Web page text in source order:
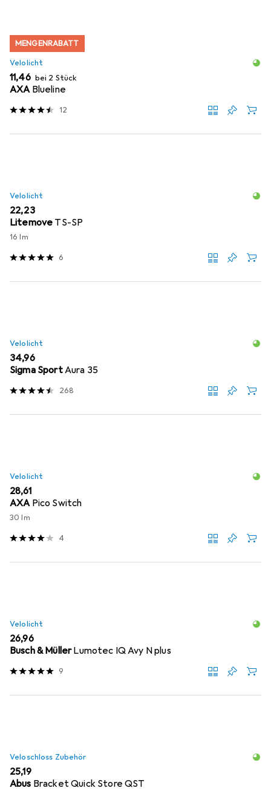
MENGENRABATT
Velolicht
EUR
11,46 bei 2 Stück
AXA Blueline
12
Velolicht
EUR
22,23
Litemove TS-SP
16 lm
6
Velolicht
EUR
34,96
Sigma SportAura 35
268
Velolicht
EUR
28,61
AXA Pico Switch
30 lm
4
Velolicht
EUR
26,96
Busch & MüllerLumotec IQ Avy N plus
9
Veloschloss Zubehör
EUR
25,19
Abus Bracket Quick Store QST